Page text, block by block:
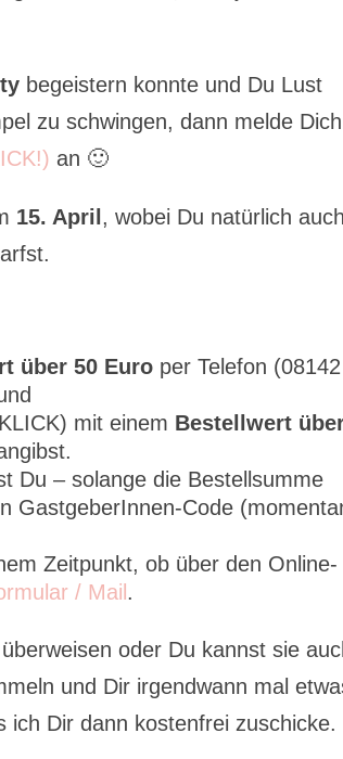
begeistern konnte und Du Lust
zu schwingen, dann melde Dich
an 🙂
15. April , wobei Du natürlich
über 50 Euro per Telefon (08142
mit einem Bestellwert
Du – solange die Bestellsumme
GastgeberInnen-Code
Zeitpunkt, ob über den Online-
/ Mail .
oder Du kannst sie
und Dir irgendwann mal
ich Dir dann kostenfrei zuschicke.